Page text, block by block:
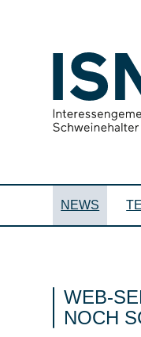
NEWS
WEB-
NOCH